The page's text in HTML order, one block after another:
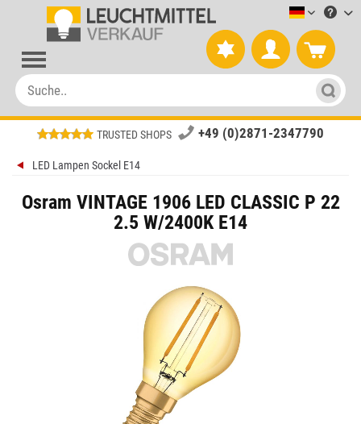
TRUSTED SHOPS +49 (0)2871-2347790
LED Lampen Sockel E14
Osram VINTAGE 1906 LED CLASSIC P 22
2.5 W/2400K E14